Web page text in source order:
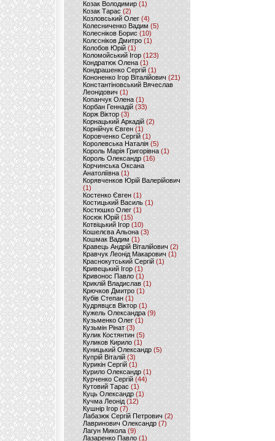
Козак Володимир (1)
Козак Тарас (2)
Козловський Олег(4)
Колесниченко Вадим (5)
Колесніков Борис (10)
Колєсніков Дмитро (1)
Колобов Юрій (1)
Коломойський Ігор (123)
Кондратюк Олена(1)
Кондрашенко Сергій (1)
Кононенко Ігор Віталійович (21)
Константіновський Вячеслав
Леонідович (1)
Копанчук Олена (1)
Корбан Геннадій (33)
Корж Віктор (3)
Корнацький Аркадій (2)
Корнійчук Євген (1)
Коровченко Сергій (1)
Королевська Наталія(5)
Король Марія Григорівна (1)
Король Олександр (16)
Корчинська Оксана
Анатоліївна (1)
Корявченков Юрій Валерійович
(1)
Костенко Євген (1)
Костицький Василь (1)
Костюшко Олег (1)
Косюк Юрій (15)
Котвіцький Ігор (10)
Кошелєва Альона(3)
Кошмак Вадим (1)
Кравець Андрій Віталійович (2)
Кравчук Леонід Макарович (1)
Краснокутський Сергій (1)
Кривецький Ігор (1)
Кривонос Павло (1)
Криклій Владислав (1)
Крючков Дмитро(1)
Кубів Степан(1)
Кудрявцєв Віктор (1)
Кужель Олександра (9)
Кузьменко Олег (1)
Кузьмін Рінат(3)
Кулик Костянтин(5)
Куликов Кирило (1)
Куницький Олександр (5)
Купрій Віталій (3)
Курикін Сергій(1)
Курило Олександр (1)
Курченко Сергій (44)
Кутовий Тарас (1)
Куць Олександр (1)
Кучма Леонід (12)
Кушнір Ігор(7)
Лабазюк Сергій Петрович (2)
Лавринович Олександр(7)
Лагун Микола(9)
Лазаренко Павло (1)